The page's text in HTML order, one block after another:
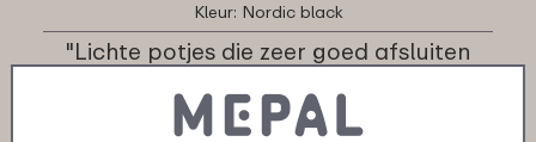
Kleur: Nordic black
"Lichte potjes die zeer goed afsluiten
★ ★ ★★★
★ ★ ★★★